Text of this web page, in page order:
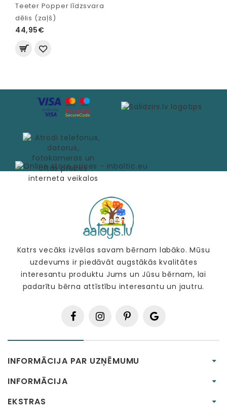
Teeter Popper līdzsvara
dēlis (zaļš)
44,95€
Katrs vecāks izvēlas savam bērnam labāko. Mūsu
uzdevums ir piedāvāt augstākās kvalitātes
interesantu produktu Jums un Jūsu bērnam, lai
padarītu bērna attīstību interesantu un jautru.
INFORMĀCIJA PAR UZŅĒMUMU
INFORMĀCIJA
EKSTRAS